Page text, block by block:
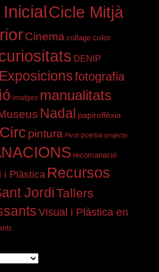
Cicle Mitjà
Cinema collage color
DENIP
Exposicionsfotografia
imatges manualitats
Nadal papiroflèxia
pintura Pivot poesia projecte
recomanació
i Plàstica Recursos
JordiTallers
Visual i Plàstica en